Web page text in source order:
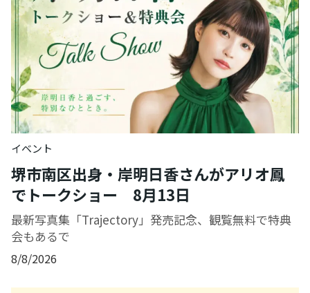
イベント
堺市南区出身・岸明日香さんがアリオ鳳
でトークショー 8月13日
最新写真集「Trajectory」発売記念、観覧無料で特典
会もあるで
8/8/2026